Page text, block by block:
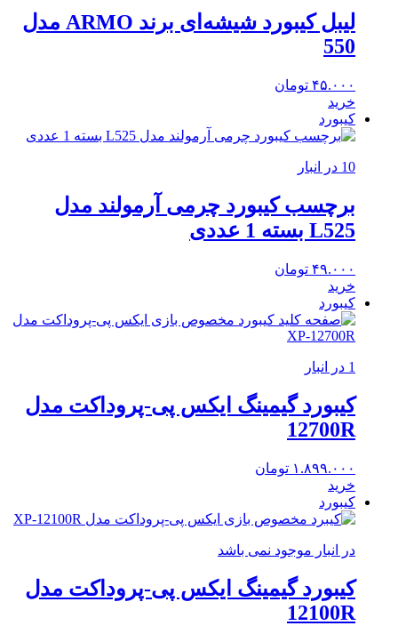
لیبل کیبورد شیشه‌ای برند ARMO مدل
550
۴۵.۰۰۰ تومان
خرید
کیبورد
10 در انبار
برچسب کیبورد چرمی آرمولند مدل
L525 بسته 1 عددی
۴۹.۰۰۰ تومان
خرید
کیبورد
1 در انبار
کیبورد گیمینگ ایکس پی-پروداکت مدل
12700R
۱.۸۹۹.۰۰۰ تومان
خرید
کیبورد
در انبار موجود نمی باشد
کیبورد گیمینگ ایکس پی-پروداکت مدل
12100R